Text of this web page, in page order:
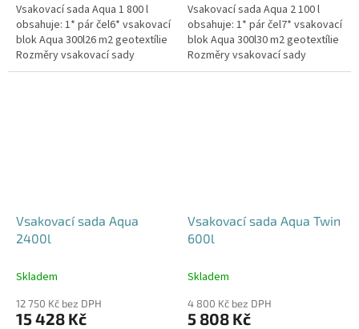
Vsakovací sada Aqua 1 800 l
obsahuje: 1* pár čel6* vsakovací
blok Aqua 300l26 m2 geotextílie
Rozměry vsakovací sady
720x80x52 cm Nosnost bloků až
Vsakovací sada Aqua 2 100 l
obsahuje: 1* pár čel7* vsakovací
blok Aqua 300l30 m2 geotextílie
Rozměry vsakovací sady
840x80x52 cm Nosnost bloků až
Vsakovací sada Aqua
2400l
Skladem
12 750 Kč bez DPH
15 428 Kč
Vsakovací sada Aqua Twin
600l
Skladem
4 800 Kč bez DPH
5 808 Kč